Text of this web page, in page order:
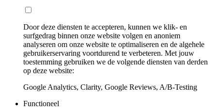
Door deze diensten te accepteren, kunnen we klik- en
surfgedrag binnen onze website volgen en anoniem
analyseren om onze website te optimaliseren en de algehele
gebruikerservaring voortdurend te verbeteren. Met jouw
toestemming gebruiken we de volgende diensten van derden
op deze website:
Google Analytics, Clarity, Google Reviews, A/B-Testing
Functioneel